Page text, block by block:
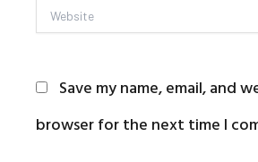
Website
Save my name, email, and
browser for the next time I